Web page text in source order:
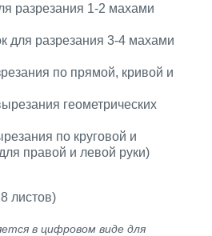
разрезания 1-2 махами
для разрезания 3-4 махами
по прямой, кривой и
геометрических
по круговой и
правой и левой руки)
листов)
в цифровом виде для